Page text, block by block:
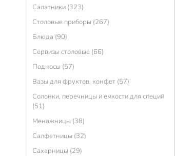
Салатники (323)
Столовые приборы (267)
Блюда (90)
Сервизы столовые (66)
Подносы (57)
Вазы для фруктов, конфет (57)
Солонки, перечницы и емкости для специй
(51)
Менажницы (38)
Салфетницы (32)
Сахарницы (29)